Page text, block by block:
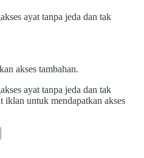
ayat tanpa jeda dan tak
akses tambahan.
ayat tanpa jeda dan tak
iklan untuk mendapatkan akses